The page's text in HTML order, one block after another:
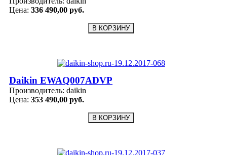
Цена: 336 490,00 руб.
Daikin EWAQ007ADVP
Производитель: daikin
Цена: 353 490,00 руб.